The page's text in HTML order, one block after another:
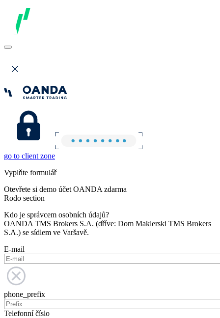
go to client zone
Vyplňte formulář
Otevřete si demo účet OANDA zdarma
Rodo section
Kdo je správcem osobních údajů?
OANDA TMS Brokers S.A. (dříve: Dom Maklerski TMS Brokers
S.A.) se sídlem ve Varšavě.
E-mail
phone_prefix
Telefonní číslo